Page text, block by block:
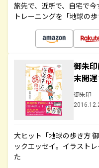
旅先で、近所で、自宅で
トレーニングを「地球の
御朱
末開
御朱印
大ヒット「地球の歩き方
ックエッセイ。イラスト
た